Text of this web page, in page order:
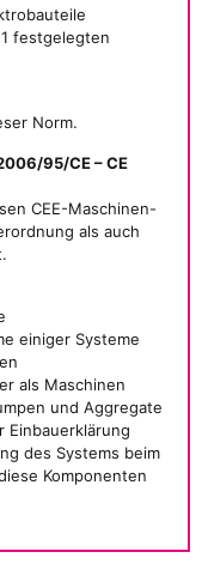
festgelegten
Norm.
95/CE – CE
CEE-Maschinen-
als auch
einiger Systeme
als Maschinen
und Aggregate
Einbauerklärung
des Systems beim
Komponenten